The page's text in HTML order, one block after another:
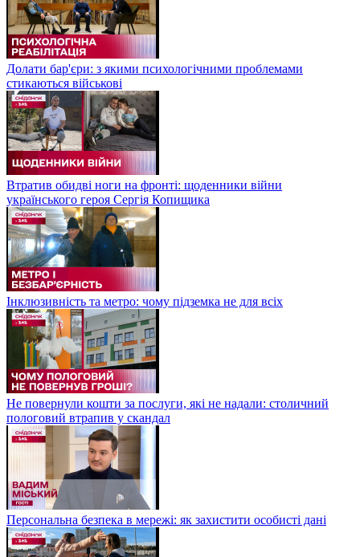
Долати бар'єри: з якими психологічними проблемами
стикаються військові
Втратив обидві ноги на фронті: щоденники війни
українського героя Сергія Копищика
Інклюзивність та метро: чому підземка не для всіх
Не повернули кошти за послуги, які не надали: столичний
пологовий втрапив у скандал
Персональна безпека в мережі: як захистити особисті дані